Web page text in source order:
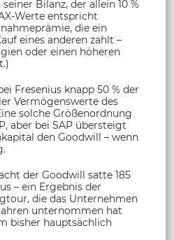
Bilanz, der allein 10 %
Werte entspricht
die ein
eines anderen zahlt –
oder einen höheren
Fresenius knapp 50 % der
Vermögenswerte des
solche Größenordnung
aber bei SAP übersteigt
den Goodwill – wenn
der Goodwill satte 185
– ein Ergebnis der
die das Unternehmen
unternommen hat
bisher hauptsächlich